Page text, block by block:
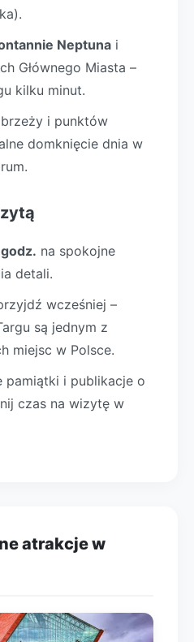
Neptuna i
Głównego Miasta –
kilku minut.
i punktów
domknięcie dnia w
godz. na spokojne
detali.
wcześniej –
są jednym z
miejsc w Polsce.
pamiątki i publikacje o
czas na wizytę w
atrakcje w